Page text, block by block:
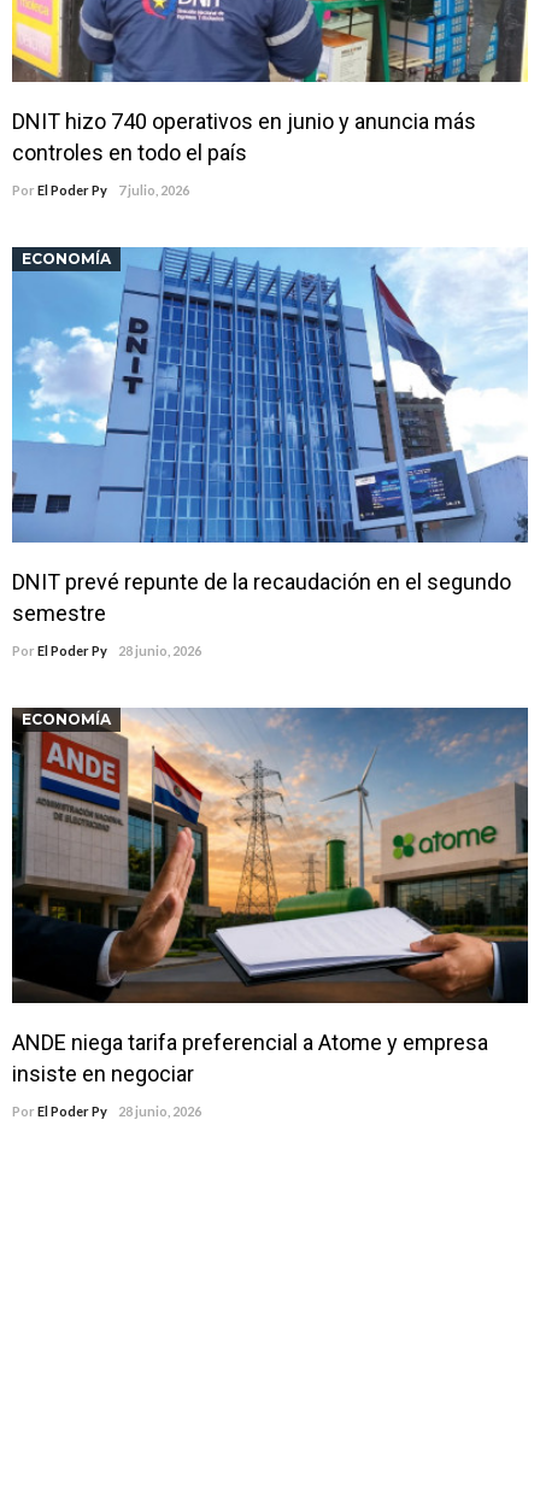
DNIT hizo 740 operativos en junio y anuncia más
controles en todo el país
Por El Poder Py 7 julio, 2026
ECONOMÍA
DNIT prevé repunte de la recaudación en el segundo
semestre
Por El Poder Py 28 junio, 2026
ECONOMÍA
ANDE niega tarifa preferencial a Atome y empresa
insiste en negociar
Por El Poder Py 28 junio, 2026